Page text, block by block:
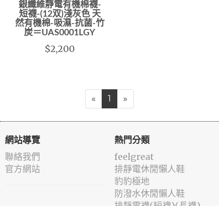
銀纖維靜電有機棉襪-
短襪-(12双)淺灰色 天
然有機棉-吸濕-抗菌-竹
炭＝UAS0001LGY
$2,200
« 1 »
網站導覽
聯絡我們
官方網站
熱門分類
feelgreat
排靜電休閒懶人鞋
豹豹極地
防潑水休閒懶人鞋